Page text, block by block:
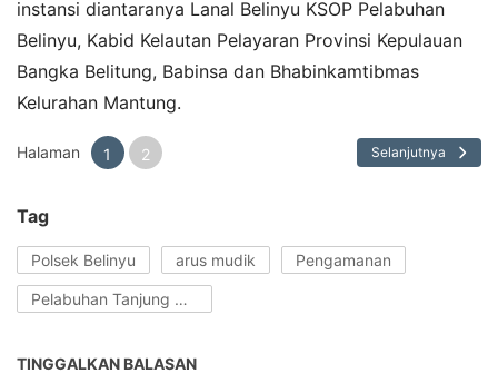
instansi diantaranya Lanal Belinyu KSOP Pelabuhan
Belinyu, Kabid Kelautan Pelayaran Provinsi Kepulauan
Bangka Belitung, Babinsa dan Bhabinkamtibmas
Kelurahan Mantung.
Halaman 1 2 Selanjutnya
Tag
Polsek Belinyu arus mudik Pengamanan
Pelabuhan Tanjung Gudang
TINGGALKAN BALASAN